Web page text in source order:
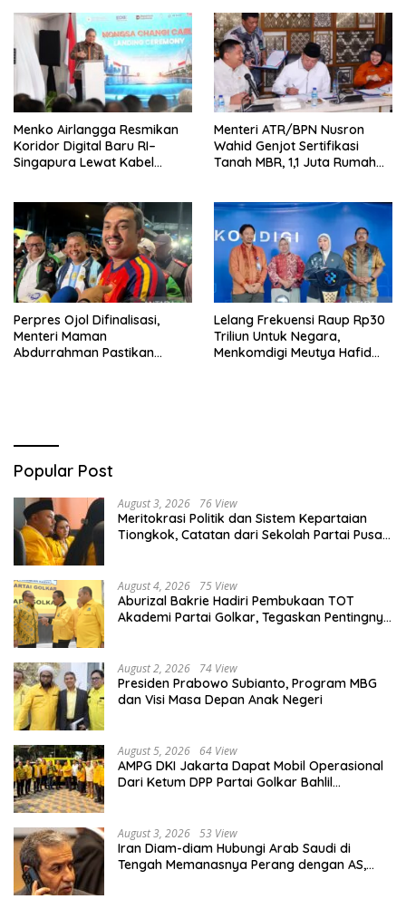
Menko Airlangga Resmikan
Koridor Digital Baru RI–
Singapura Lewat Kabel
Menteri ATR/BPN Nusron
Wahid Genjot Sertifikasi
Tanah MBR, 1,1 Juta Rumah
Perpres Ojol Difinalisasi,
Menteri Maman
Abdurrahman Pastikan
Lelang Frekuensi Raup Rp30
Triliun Untuk Negara,
Menkomdigi Meutya Hafid
Popular Post
August 3, 2026 76 View
Meritokrasi Politik dan Sistem Kepartaian
Tiongkok, Catatan dari Sekolah Partai Pusat
August 4, 2026 75 View
Aburizal Bakrie Hadiri Pembukaan TOT
Akademi Partai Golkar, Tegaskan Pentingnya
August 2, 2026 74 View
Presiden Prabowo Subianto, Program MBG
dan Visi Masa Depan Anak Negeri
August 5, 2026 64 View
AMPG DKI Jakarta Dapat Mobil Operasional
Dari Ketum DPP Partai Golkar Bahlil
August 3, 2026 53 View
Iran Diam-diam Hubungi Arab Saudi di
Tengah Memanasnya Perang dengan AS,